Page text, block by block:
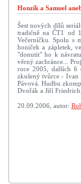
Honzík a Samuel
Šest nových dílů
tradičně na ČT1 od
Večerníčku. Spolu s
honiček a zápletek,
"donutit" ho k
věrný zachránce...
roce 2005, dalších 6
zkušený tvůrce - Ivan
Pávová. Hudbu
Dvořák a Jiří
20.09.2006, autor: